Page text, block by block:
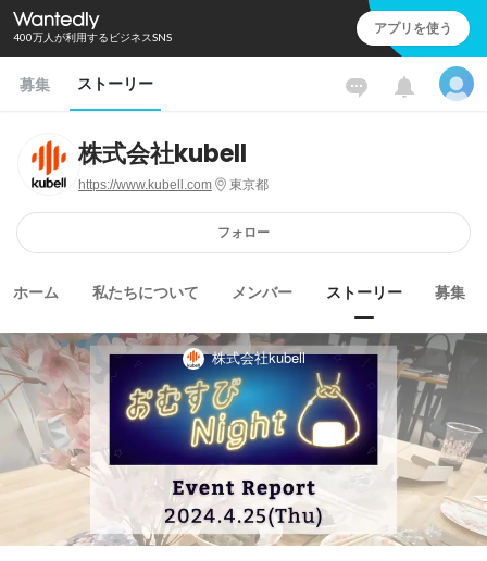
400万人が利用するビジネスSNS アプリを使う
募集 ストーリー
株式会社kubell
https://www.kubell.com 東京都
フォロー
ホーム 私たちについて メンバー ストーリー 募集
株式会社kubell